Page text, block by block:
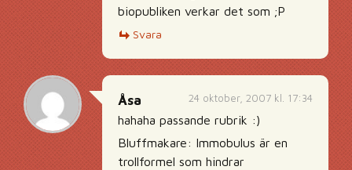
biopubliken verkar det som ;P
Svara
24 oktober, 2007 kl. 17:34
Åsa
hahaha passande rubrik :)
Bluffmakare: Immobulus är en
trollformel som hindrar